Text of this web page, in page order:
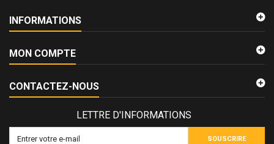
INFORMATIONS
MON COMPTE
CONTACTEZ-NOUS
LETTRE D'INFORMATIONS
SOUSCRIRE